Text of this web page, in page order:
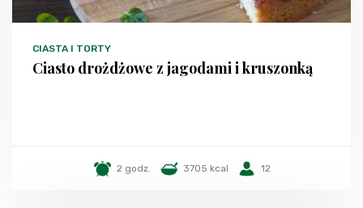
CIASTA I TORTY
Ciasto drożdżowe z jagodami i kruszonką
2 godz. 3705 kcal 12